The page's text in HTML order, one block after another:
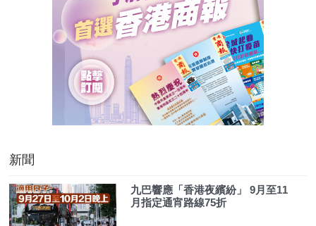
新聞
九巴響應「香港夜繽紛」 9月至11
月指定通宵路線75折